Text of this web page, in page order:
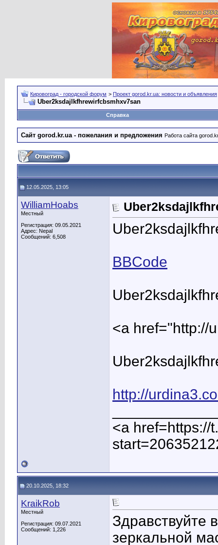
Кировоград - городской форум > Проект gorod.kr.ua: новости и объявления
Uber2ksdajlkfhrewirfcbsmhxv7san
Справка
Сайт gorod.kr.ua - пожелания и предложения Работа сайта
12.05.2025, 13:05
WilliamHoabs
Местный
Регистрация: 09.05.2021
Адрес: Nepal
Сообщений: 6,508
BBCode
<a href="http://
http://
<a href=https://
20.10.2025, 18:32
KraikRob
Местный
Регистрация: 09.07.2021
Сообщений: 1,226
Здравствуйте
зеркальной